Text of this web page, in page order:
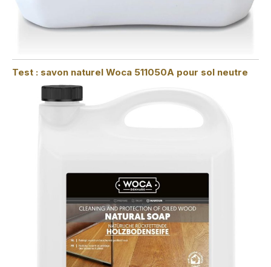
Test : savon naturel Woca 511050A pour sol neutre